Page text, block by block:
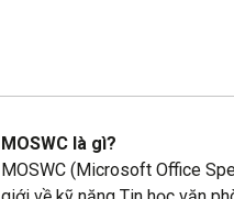
MOSWC là gì?
MOSWC (Microsoft Office